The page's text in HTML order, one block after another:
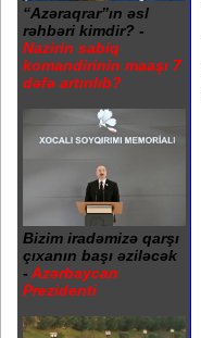
“Azəraqrar”ın əsl
rəhbəri kimdir? -
Nazirin sabiq
komandirinin maaşı 7
dəfə artırılıb?
Bizim iradəmizə qarşı
çıxanın başı əziləcək
- Azərbaycan
Prezidenti